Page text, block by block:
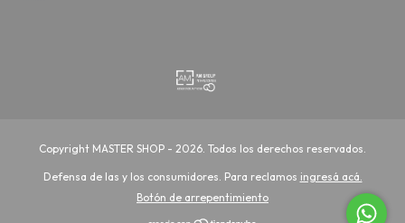
Copyright MASTER SHOP - 2026. Todos los derechos reservados.
Defensa de las y los consumidores. Para reclamos ingresá acá.
Botón de arrepentimiento